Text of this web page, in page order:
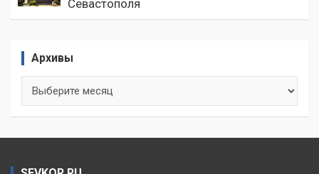
Севастополя
Архивы